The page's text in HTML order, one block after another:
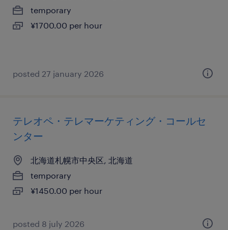
temporary
¥1700.00 per hour
posted 27 january 2026
テレオペ・テレマーケティング・コールセ
ンター
北海道札幌市中央区, 北海道
temporary
¥1450.00 per hour
posted 8 july 2026